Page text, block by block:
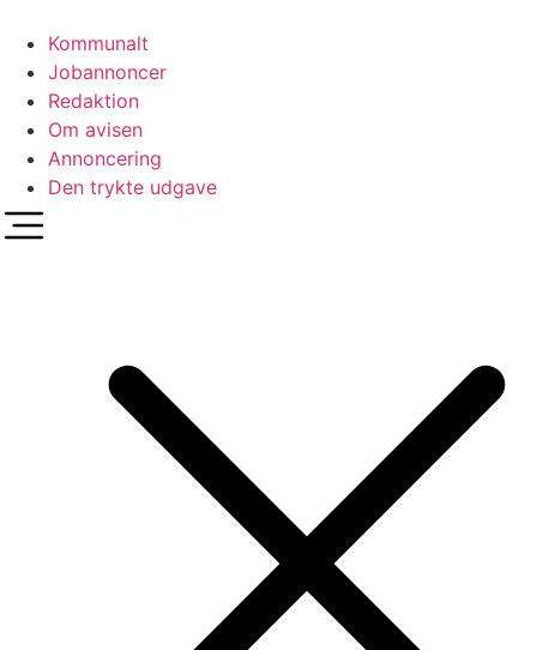
indhold
Kommunalt
Jobannoncer
Redaktion
Om avisen
Annoncering
Den trykte udgave